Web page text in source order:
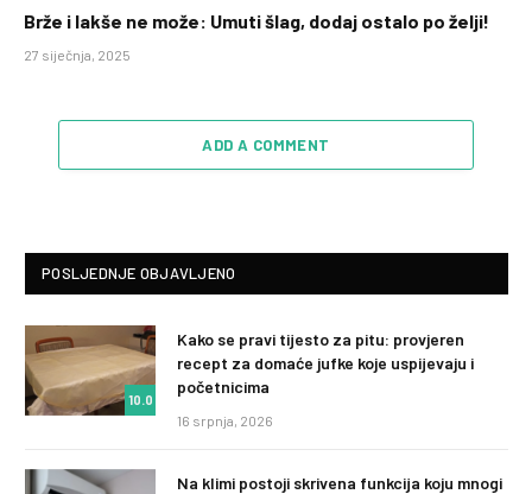
Brže i lakše ne može: Umuti šlag, dodaj ostalo po želji!
27 siječnja, 2025
ADD A COMMENT
POSLJEDNJE OBJAVLJENO
10.0
Kako se pravi tijesto za pitu: provjeren
recept za domaće jufke koje uspijevaju i
početnicima
16 srpnja, 2026
Na klimi postoji skrivena funkcija koju mnogi